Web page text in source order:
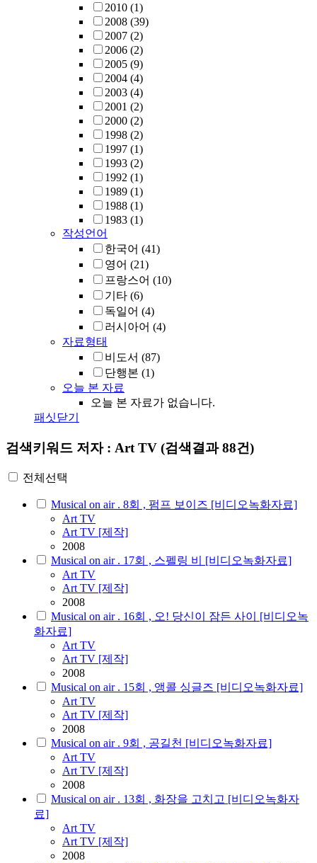
2010 (1)
2008 (39)
2007 (2)
2006 (2)
2005 (9)
2004 (4)
2003 (4)
2001 (2)
2000 (2)
1998 (2)
1997 (1)
1993 (2)
1992 (1)
1989 (1)
1988 (1)
1983 (1)
작성언어
한국어 (41)
영어 (21)
프랑스어 (10)
기타 (6)
독일어 (4)
러시아어 (4)
자료형태
비도서 (87)
단행본 (1)
오늘 본 자료
오늘 본 자료가 없습니다.
패싯닫기
검색키워드 저자 : Art TV (검색결과 88건)
전체선택
Musical on air . 8회 , 펌프 보이즈 [비디오녹화자료]
Art TV
Art TV [제작]
2008
Musical on air . 17회 , 스펠링 비 [비디오녹화자료]
Art TV
Art TV [제작]
2008
Musical on air . 16회 , 오! 당신이 잠든 사이 [비디오녹
화자료]
Art TV
Art TV [제작]
2008
Musical on air . 15회 , 앵콜 싱글즈 [비디오녹화자료]
Art TV
Art TV [제작]
2008
Musical on air . 9회 , 공길천 [비디오녹화자료]
Art TV
Art TV [제작]
2008
Musical on air . 13회 , 화장을 고치고 [비디오녹화자
료]
Art TV
Art TV [제작]
2008